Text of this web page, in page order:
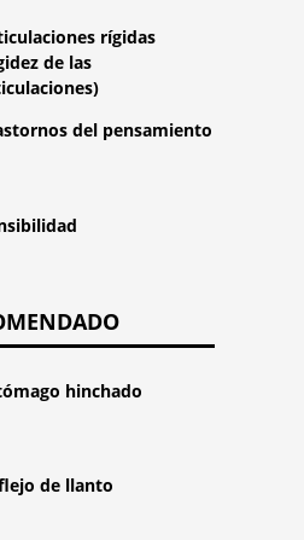
rígidas
de las
del pensamiento
hinchado
de llanto